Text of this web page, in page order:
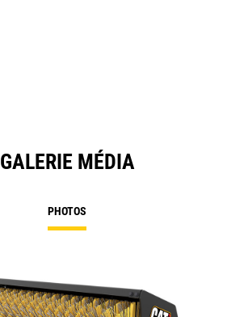
GALERIE MÉDIA
PHOTOS